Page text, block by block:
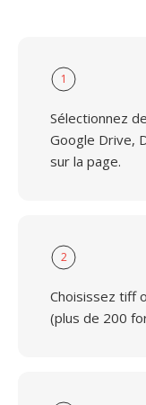
1
Sélectionnez
Google Drive,
sur la page.
2
Choisissez tiff
(plus de 200